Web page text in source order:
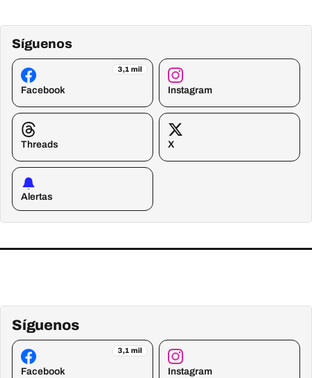
Síguenos
3,1 mil
Facebook Instagram
Threads X
Alertas
Síguenos
3,1 mil
Facebook Instagram